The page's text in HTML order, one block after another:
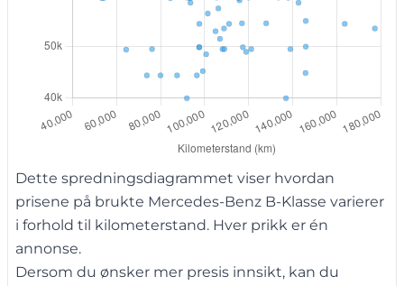
Dette spredningsdiagrammet viser hvordan
prisene på brukte Mercedes-Benz B-Klasse varierer
i forhold til kilometerstand. Hver prikk er én
annonse.
Dersom du ønsker mer presis innsikt, kan du